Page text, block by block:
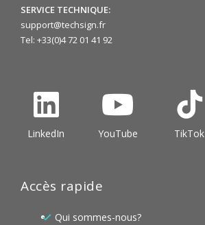
SERVICE TECHNIQUE:
support@techsign.fr
Tel: +33(0)4 72 01 41 92
LinkedIn YouTube TikTok
Accès rapide
Qui sommes-nous?